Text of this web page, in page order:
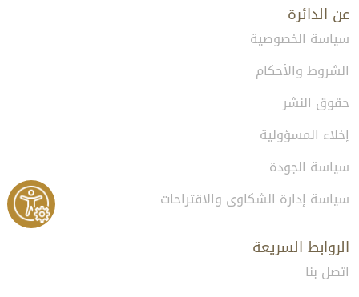
عن الدائرة
سياسة الخصوصية
الشروط والأحكام
حقوق النشر
إخلاء المسؤولية
سياسة الجودة
سياسة إدارة الشكاوى والاقتراحات
الروابط السريعة
اتصل بنا